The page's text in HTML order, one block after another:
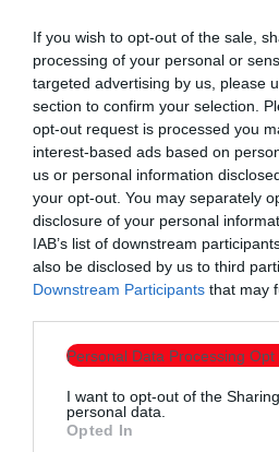
If you wish to opt-out of the sale,
processing of your personal or
targeted advertising by us, please
section to confirm your selection.
opt-out request is processed you
interest-based ads based on
us or personal information
your opt-out. You may separately
disclosure of your personal
IAB’s list of downstream
also be disclosed by us to third
Downstream Participants that may
Personal Data Processing Opt
I want to opt-out of the
personal data.
Opted In
Αγροτικά
Γ’ Εθνική: Στο
ΜΑΟ ο ΑΟΞ, εντός
Καστανιές ΑΕ
Σιδηροχώρι!
πρόγραμμα
Mε την κλήρωση της Γ’ Εθνικής σε 10
Ελλάδας και του κυπέλλου ερασιτεχνών
μεγάλος Κριστόφ Βαζέχα έκανε την κλήρωση
πρεμιέρα στις 26 Σεπτέμβρη το ματς του
03/08/2026 12:47 ΜΜ